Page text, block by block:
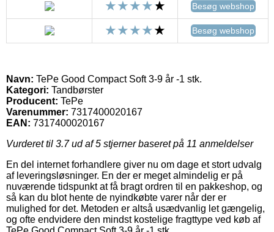
Besøg webshop
Besøg webshop
Navn: TePe Good Compact Soft 3-9 år -1 stk.
Kategori: Tandbørster
Producent: TePe
Varenummer: 7317400020167
EAN: 7317400020167
Vurderet til 3.7ud af 5 stjerner baseret på 11 anmeldelser
En del internet forhandlere giver nu om dage et stort udvalg
af leveringsløsninger. En der er meget almindelig er på
nuværende tidspunkt at få bragt ordren til en pakkeshop, og
så kan du blot hente de nyindkøbte varer når der er
mulighed for det. Metoden er altså usædvanlig let gængelig,
og ofte endvidere den mindst kostelige fragttype ved køb af